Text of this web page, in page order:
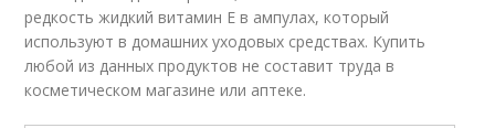
редкость жидкий витамин Е в ампулах, который
используют в домашних уходовых средствах. Купить
любой из данных продуктов не составит труда в
косметическом магазине или аптеке.